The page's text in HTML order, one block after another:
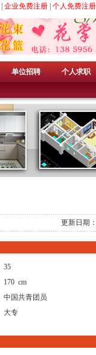
企业免费注册 个人免费注册
单位招聘 个人求职
更新日
35
170 cm
中国共青团员
大专